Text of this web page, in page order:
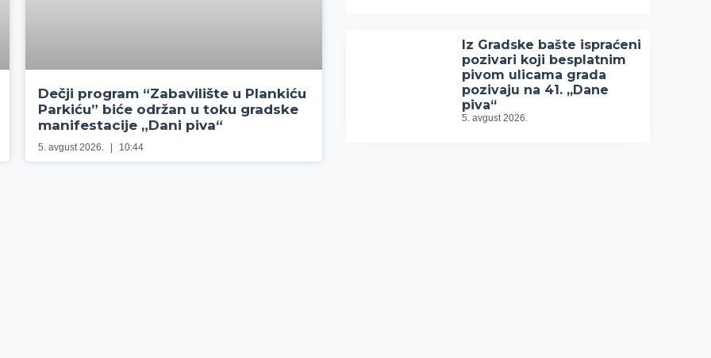
Dečji program “Zabavilište u Plankiću
Parkiću” biće održan u toku gradske
manifestacije „Dani piva“
5. avgust 2026. 10:44
Iz Gradske bašte ispraćeni
pozivari koji besplatnim
pivom ulicama grada
pozivaju na 41. „Dane
piva“
5. avgust 2026.